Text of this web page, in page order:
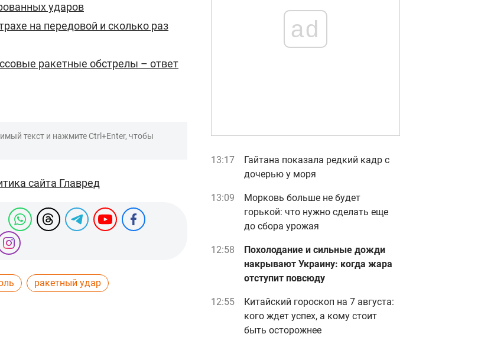
ударов
на передовой и сколько раз
ракетные обстрелы – ответ
текст и нажмите Ctrl+Enter, чтобы
сайта Главред
ракетный удар
ad
13:17
Гайтана показала редкий кадр с
дочерью у моря
13:09
Морковь больше не будет
горькой: что нужно сделать еще
до сбора урожая
12:58
Похолодание и сильные дожди
накрывают Украину: когда жара
отступит повсюду
12:55
Китайский гороскоп на 7 августа:
кого ждет успех, а кому стоит
быть осторожнее